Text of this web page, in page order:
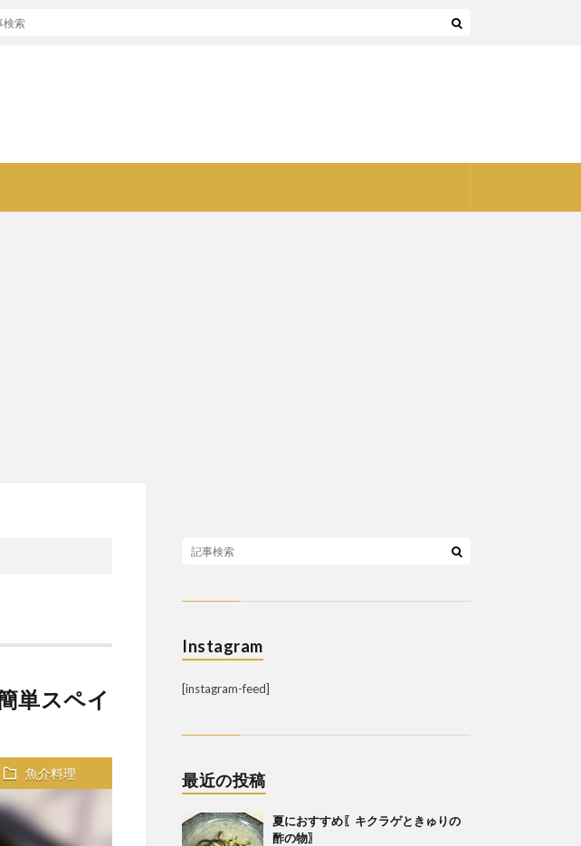
単スペイ
魚介料理
Instagram
[instagram-feed]
最近の投稿
夏におすすめ〖キクラゲときゅりの
酢の物〗